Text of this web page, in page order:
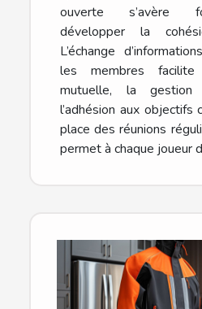
ouverte s’avère
développer la
L’échange
les membres facilite
mutuelle, la
l’adhésion aux objectifs
place des réunions
permet à chaque joueur